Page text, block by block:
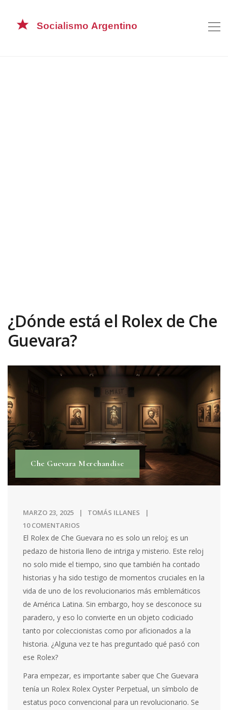
¿Dónde está el Rolex de Che
Guevara?
Che Guevara Merchandise
MARZO 23, 2025
TOMÁS ILLANES
10 COMENTARIOS
El Rolex de Che Guevara no es solo un reloj; es un
pedazo de historia lleno de intriga y misterio. Este reloj
no solo mide el tiempo, sino que también ha contado
historias y ha sido testigo de momentos cruciales en la
vida de uno de los revolucionarios más emblemáticos
de América Latina. Sin embargo, hoy se desconoce su
paradero, y eso lo convierte en un objeto codiciado
tanto por coleccionistas como por aficionados a la
historia. ¿Alguna vez te has preguntado qué pasó con
ese Rolex?
Para empezar, es importante saber que Che Guevara
tenía un Rolex Rolex Oyster Perpetual, un símbolo de
estatus poco convencional para un revolucionario. Se